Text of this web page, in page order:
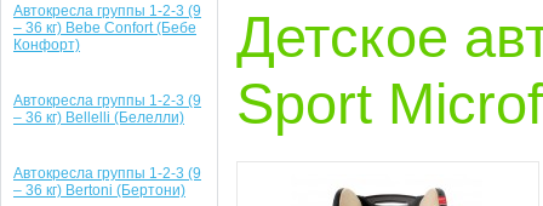
Автокресла группы 1-2-3 (9
– 36 кг) Bebe Confort (Бебе
Конфорт)
Автокресла группы 1-2-3 (9
– 36 кг) Bellelli (Белелли)
Автокресла группы 1-2-3 (9
– 36 кг) Bertoni (Бертони)
Детское
Sport